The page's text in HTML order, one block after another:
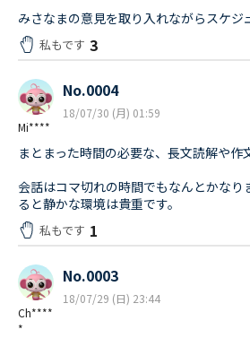
みさなまの意見を取り入れながらスケ
私もです 3
Mi****
No.0004
18/07/30 (月) 01:59
まとまった時間の必要な、長文読解や作
会話はコマ切れの時間でもなんとかなり
ると静かな環境は貴重です。
私もです 1
Ch****
*
No.0003
18/07/29 (日) 23:44